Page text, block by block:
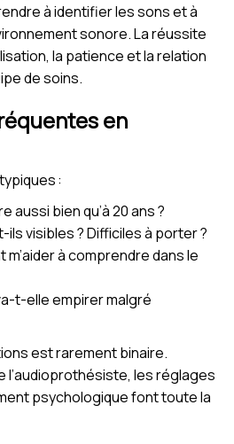
à identifier les sons et à
sonore. La réussite
la patience et la relation
de soins.
en
:
aussi bien qu’à 20 ans ?
visibles ? Difficiles à porter ?
à comprendre dans le
t-elle empirer malgré
est rarement binaire.
l’audioprothésiste, les réglages
psychologique font toute la